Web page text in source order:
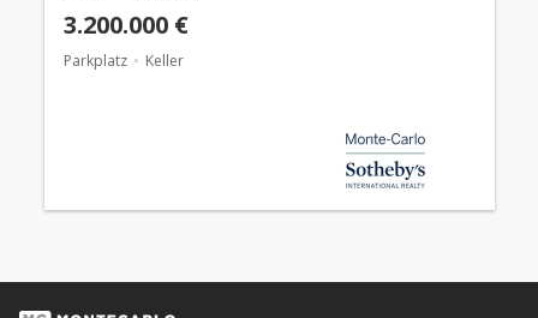
3.200.000 €
Parkplatz Keller